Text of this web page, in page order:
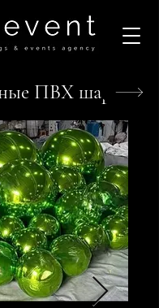
ПВХ шары